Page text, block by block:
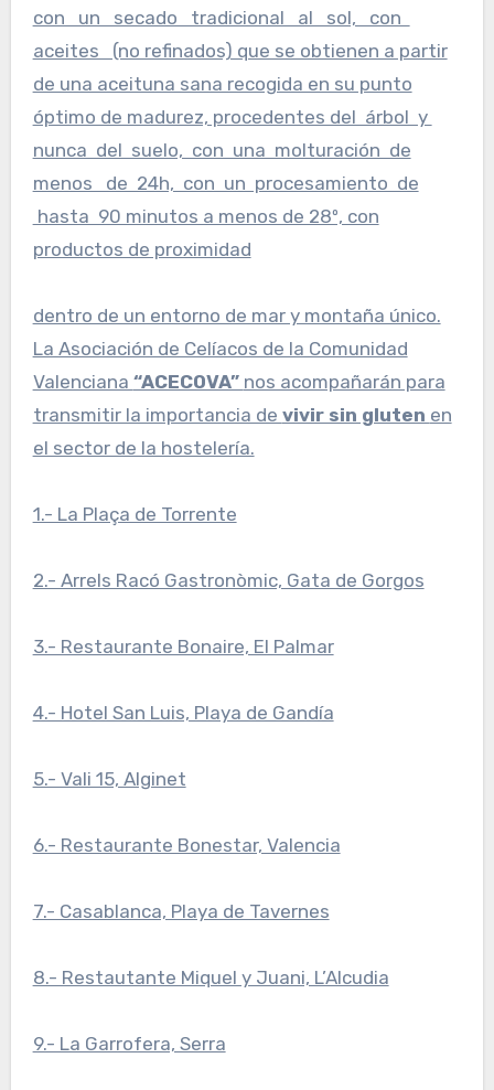
con un secado tradicional al sol, con
aceites (no refinados) que se obtienen a partir
de una aceituna sana recogida en su punto
óptimo de madurez, procedentes del árbol y
nunca del suelo, con una molturación de
menos de 24h, con un procesamiento de
hasta 90 minutos a menos de 28º, con
productos de proximidad
dentro de un entorno de mar y montaña único.
La Asociación de Celíacos de la Comunidad
Valenciana “ACECOVA” nos acompañarán para
transmitir la importancia de vivir sin gluten en
el sector de la hostelería.
1.- La Plaça de Torrente
2.- Arrels Racó Gastronòmic, Gata de Gorgos
3.- Restaurante Bonaire, El Palmar
4.- Hotel San Luis, Playa de Gandía
5.- Vali 15, Alginet
6.- Restaurante Bonestar, Valencia
7.- Casablanca, Playa de Tavernes
8.- Restautante Miquel y Juani, L’Alcudia
9.- La Garrofera, Serra